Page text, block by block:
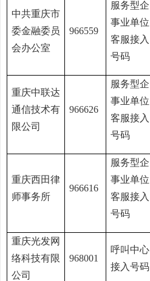
中共重庆市
委金融委员
会办公室
966559
服务型企
事业单位
客服接入
号码
重庆中联达
通信技术有
限公司
966626
服务型企
事业单位
客服接入
号码
重庆西田律
师事务所
966616
服务型企
事业单位
客服接入
号码
重庆光发网
络科技有限
公司
968001
呼叫中心
接入号码